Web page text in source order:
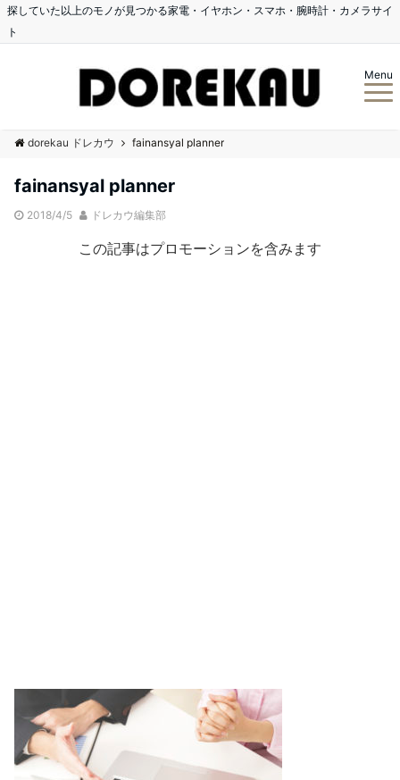
探していた以上のモノが見つかる家電・イヤホン・スマホ・腕時計・カメラサイ
ト
Menu
dorekau ドレカウ fainansyal planner
fainansyal planner
2018/4/5 ドレカウ編集部
この記事はプロモーションを含みます